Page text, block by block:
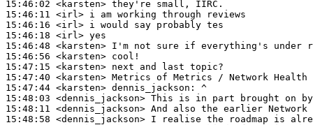
15:46:02 <karsten>
15:46:11 <irl>
15:46:16 <irl>
15:46:18 <irl>
15:46:48 <karsten>
15:46:56 <karsten>
15:47:15 <karsten>
15:47:40 <karsten>
15:47:44 <karsten> dennis_jackson:
15:48:03 <dennis_jackson>
15:48:11 <dennis_jackson>
15:48:58 <dennis_jackson>